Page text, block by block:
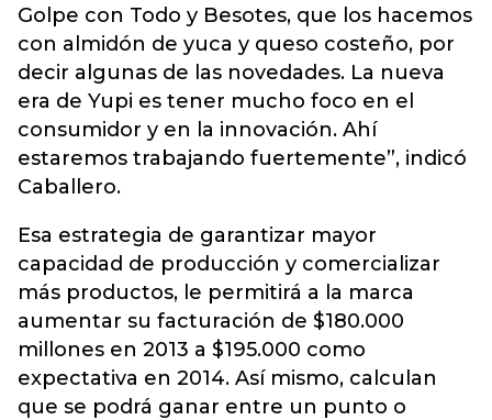
Golpe con Todo y Besotes, que los hacemos
con almidón de yuca y queso costeño, por
decir algunas de las novedades. La nueva
era de Yupi es tener mucho foco en el
consumidor y en la innovación. Ahí
estaremos trabajando fuertemente”, indicó
Caballero.
Esa estrategia de garantizar mayor
capacidad de producción y comercializar
más productos, le permitirá a la marca
aumentar su facturación de $180.000
millones en 2013 a $195.000 como
expectativa en 2014. Así mismo, calculan
que se podrá ganar entre un punto o